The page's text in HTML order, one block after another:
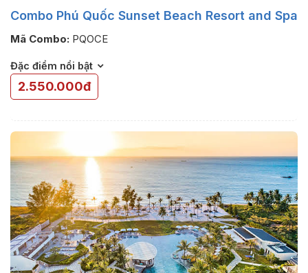
Combo Phú Quốc Sunset Beach Resort and Spa
Mã Combo: PQOCE
Đặc điểm nổi bật
2.550.000đ